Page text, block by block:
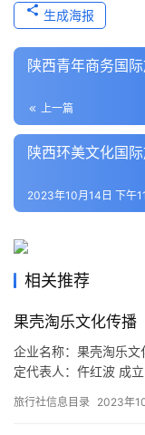
导
游
之
本
地
活
旅
游
市
生成海报
陕西青年商务国
上一篇
陕西环美文化国
2023年10月14日 下午
相关推荐
果壳淘乐文化传播
企业名称：果壳淘乐
定代表人：仵红波 成
陕西省西安市浐灞生
旅行社信息目录 2023年